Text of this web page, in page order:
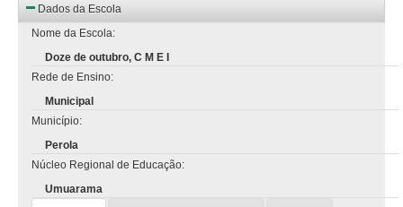
Dados da Escola
Nome da Escola:
Doze de outubro, C M E I
Rede de Ensino:
Municipal
Município:
Perola
Núcleo Regional de Educação:
Umuarama